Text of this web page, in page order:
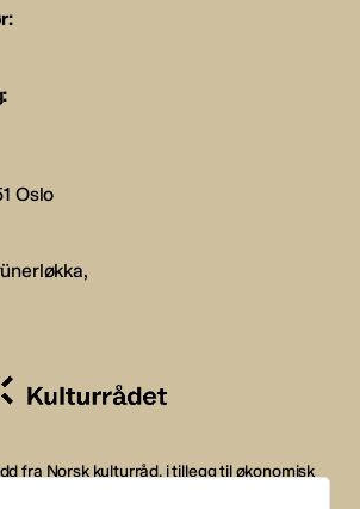
Oslo
fra Norsk kulturråd, i tillegg til økonomisk
Norsk komponistforening og